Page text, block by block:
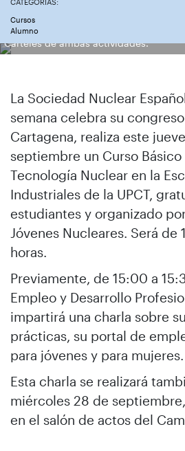
Cursos
Alumno
Carteles de ambas actividades.
La Sociedad Nuclear
semana celebra su
Cartagena, realiza este
septiembre un Curso
Tecnología Nuclear en la
Industriales de la UPCT,
estudiantes y organizado
Jóvenes Nucleares. Será de
horas.
Previamente, de 15:00 a
Empleo y Desarrollo
impartirá una charla sobre
prácticas, su portal de
para jóvenes y para mujeres.
Esta charla se realizará
miércoles 28 de
en el salón de actos del